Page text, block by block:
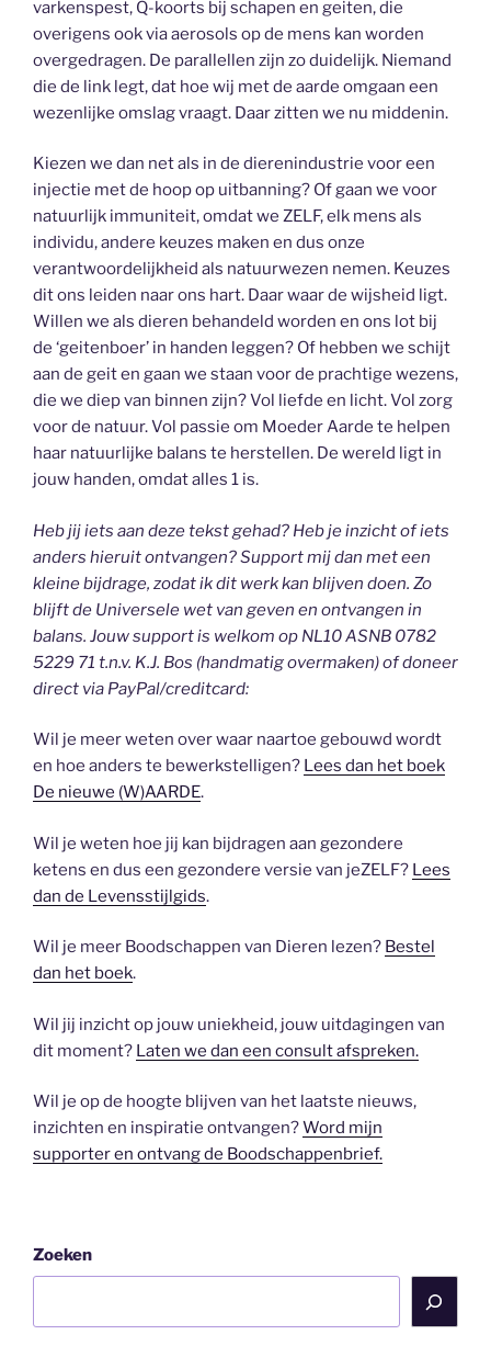
varkenspest, Q-koorts bij schapen en geiten, die
overigens ook via aerosols op de mens kan worden
overgedragen. De parallellen zijn zo duidelijk. Niemand
die de link legt, dat hoe wij met de aarde omgaan een
wezenlijke omslag vraagt. Daar zitten we nu middenin.
Kiezen we dan net als in de dierenindustrie voor een
injectie met de hoop op uitbanning? Of gaan we voor
natuurlijk immuniteit, omdat we ZELF, elk mens als
individu, andere keuzes maken en dus onze
verantwoordelijkheid als natuurwezen nemen. Keuzes
dit ons leiden naar ons hart. Daar waar de wijsheid ligt.
Willen we als dieren behandeld worden en ons lot bij
de ‘geitenboer’ in handen leggen? Of hebben we schijt
aan de geit en gaan we staan voor de prachtige wezens,
die we diep van binnen zijn? Vol liefde en licht. Vol zorg
voor de natuur. Vol passie om Moeder Aarde te helpen
haar natuurlijke balans te herstellen. De wereld ligt in
jouw handen, omdat alles 1 is.
Heb jij iets aan deze tekst gehad? Heb je inzicht of iets
anders hieruit ontvangen? Support mij dan met een
kleine bijdrage, zodat ik dit werk kan blijven doen. Zo
blijft de Universele wet van geven en ontvangen in
balans. Jouw support is welkom op NL10 ASNB 0782
5229 71 t.n.v. K.J. Bos (handmatig overmaken) of doneer
direct via PayPal/creditcard:
Wil je meer weten over waar naartoe gebouwd wordt
en hoe anders te bewerkstelligen? Lees dan het boek
De nieuwe (W)AARDE.
Wil je weten hoe jij kan bijdragen aan gezondere
ketens en dus een gezondere versie van jeZELF? Lees
dan de Levensstijlgids.
Wil je meer Boodschappen van Dieren lezen? Bestel
dan het boek.
Wil jij inzicht op jouw uniekheid, jouw uitdagingen van
dit moment? Laten we dan een consult afspreken.
Wil je op de hoogte blijven van het laatste nieuws,
inzichten en inspiratie ontvangen?Word mijn
supporter en ontvang de Boodschappenbrief.
Zoeken